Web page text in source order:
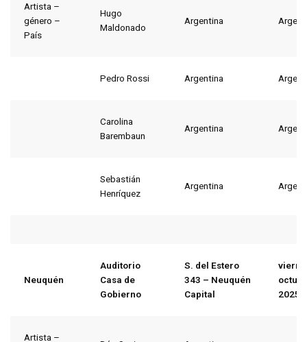
Artista –
género –
País
Hugo
Maldonado
Argentina
Pedro Rossi Argentina
Carolina
Barembaun
Argentina
Sebastián
Henríquez
Argentina
Neuquén
Auditorio
Casa de
Gobierno
S. del Estero
343 – Neuquén
Capital
2025
Artista –